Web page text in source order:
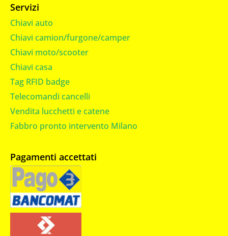
Servizi
Chiavi auto
Chiavi camion/furgone/camper
Chiavi moto/scooter
Chiavi casa
Tag RFID badge
Telecomandi cancelli
Vendita lucchetti e catene
Fabbro pronto intervento Milano
Pagamenti accettati